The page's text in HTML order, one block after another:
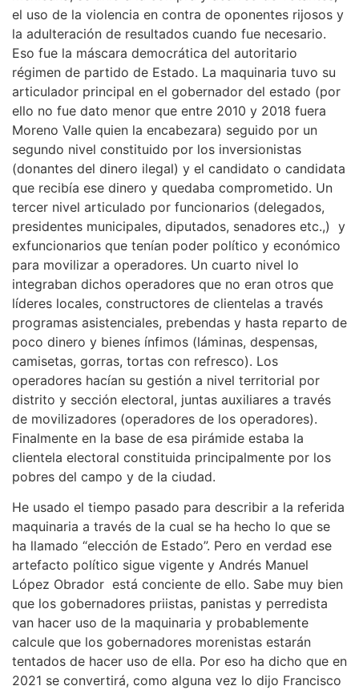
el uso de la violencia en contra de oponentes rijosos y
la adulteración de resultados cuando fue necesario.
Eso fue la máscara democrática del autoritario
régimen de partido de Estado. La maquinaria tuvo su
articulador principal en el gobernador del estado (por
ello no fue dato menor que entre 2010 y 2018 fuera
Moreno Valle quien la encabezara) seguido por un
segundo nivel constituido por los inversionistas
(donantes del dinero ilegal) y el candidato o candidata
que recibía ese dinero y quedaba comprometido. Un
tercer nivel articulado por funcionarios (delegados,
presidentes municipales, diputados, senadores etc.,) y
exfuncionarios que tenían poder político y económico
para movilizar a operadores. Un cuarto nivel lo
integraban dichos operadores que no eran otros que
líderes locales, constructores de clientelas a través
programas asistenciales, prebendas y hasta reparto de
poco dinero y bienes ínfimos (láminas, despensas,
camisetas, gorras, tortas con refresco). Los
operadores hacían su gestión a nivel territorial por
distrito y sección electoral, juntas auxiliares a través
de movilizadores (operadores de los operadores).
Finalmente en la base de esa pirámide estaba la
clientela electoral constituida principalmente por los
pobres del campo y de la ciudad.
He usado el tiempo pasado para describir a la referida
maquinaria a través de la cual se ha hecho lo que se
ha llamado “elección de Estado”. Pero en verdad ese
artefacto político sigue vigente y Andrés Manuel
López Obrador está conciente de ello. Sabe muy bien
que los gobernadores priistas, panistas y perredista
van hacer uso de la maquinaria y probablemente
calcule que los gobernadores morenistas estarán
tentados de hacer uso de ella. Por eso ha dicho que en
2021 se convertirá, como alguna vez lo dijo Francisco